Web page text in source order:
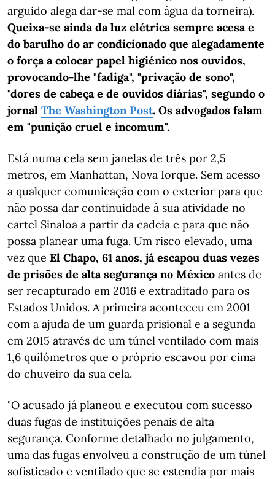
arguido alega dar-se mal com água da torneira).
Queixa-se ainda da luz elétrica sempre acesa e
do barulho do ar condicionado que alegadamente
o força a colocar papel higiénico nos ouvidos,
provocando-lhe "fadiga", "privação de sono",
"dores de cabeça e de ouvidos diárias", segundo o
jornal The Washington Post. Os advogados falam
em "punição cruel e incomum".
Está numa cela sem janelas de três por 2,5
metros, em Manhattan, Nova Iorque. Sem acesso
a qualquer comunicação com o exterior para que
não possa dar continuidade à sua atividade no
cartel Sinaloa a partir da cadeia e para que não
possa planear uma fuga. Um risco elevado, uma
vez que El Chapo, 61 anos, já escapou duas vezes
de prisões de alta segurança no México antes de
ser recapturado em 2016 e extraditado para os
Estados Unidos. A primeira aconteceu em 2001
com a ajuda de um guarda prisional e a segunda
em 2015 através de um túnel ventilado com mais
1,6 quilómetros que o próprio escavou por cima
do chuveiro da sua cela.
"O acusado já planeou e executou com sucesso
duas fugas de instituições penais de alta
segurança. Conforme detalhado no julgamento,
uma das fugas envolveu a construção de um túnel
sofisticado e ventilado que se estendia por mais